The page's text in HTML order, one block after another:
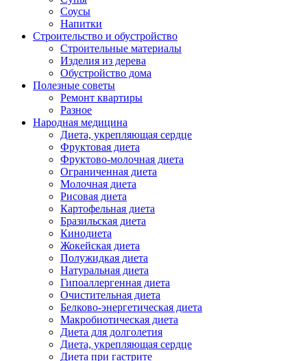
Соусы
Напитки
Строительство и обустройство
Строительные материалы
Изделия из дерева
Обустройство дома
Полезные советы
Ремонт квартиры
Разное
Народная медицина
Диета, укрепляющая сердце
Фруктовая диета
Фруктово-молочная диета
Ограниченная диета
Молочная диета
Рисовая диета
Картофельная диета
Бразильская диета
Кинодиета
Жокейская диета
Полужидкая диета
Натуральная диета
Гипоаллергенная диета
Очистительная диета
Белково-энергетическая диета
Макробиотическая диета
Диета для долголетия
Диета, укрепляющая сердце
Диета при гастрите